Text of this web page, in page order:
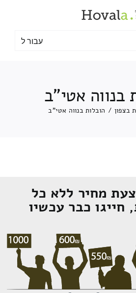
עבור ל
בנווה אטי"ב
בצפון / הובלות בנווה אטי"ב
מחיר ללא כל
חייגו כבר עכשיו